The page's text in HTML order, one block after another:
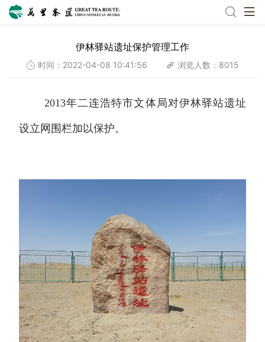
伊林驿站遗址保护管理工作
时间：2022-04-08 10:41:56 浏览人数：8015
2013年二连浩特市文体局对伊林驿站遗址
设立网围栏加以保护。